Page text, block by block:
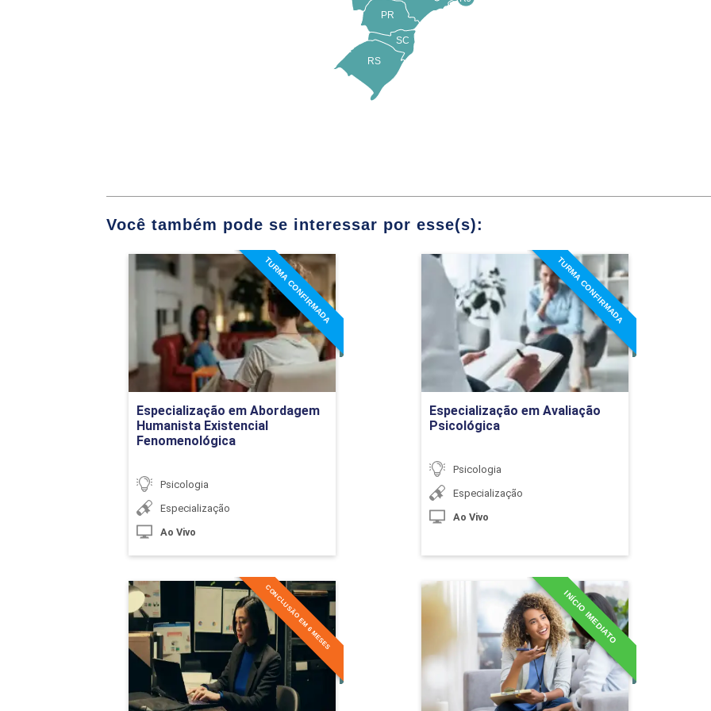
Atuação do Psicólogo Hospitalar em Equipe Multiprofissional
Psicologia Hospitalar: Práticas e Desafios no Setting
Relação entre Paciente, Família e Psicólogo Hospitalar
Avaliação Psicológica no Contexto Hospitalar
Intervenções Breves e Focais no Contexto Hospitalar
Cuidados Paliativos e a Atuação do Psicólogo Hospitalar
Desafios da Atuação do Psicólogo Hospitalar
Estratégias para a Humanização nos Hospitais
Módulos
Humanização da Assistência à Saúde no Brasil
Educação em Saúde no Contexto de Internação Hospitalar
Humanização em Saúde, Programas e Atividades
O Luto e a Humanização no Contexto Hospitalar
PR
SC
RS
Você também pode se interessar por esse(s):
Especialização em Abordagem
Humanista Existencial
Fenomenológica
TURMA CONFIRMADA
Psicologia
Especialização
Ao Vivo
Especialização em
Abordagem Humanista
Existencial Fenomenológica
Detalhes do curso
Especialização em Avaliação
Psicológica
TURMA CONFIRMADA
Psicologia
Especialização
Ao Vivo
Especialização em
Avaliação Psicológica
Detalhes do curso
Ir para Inscrição
CONCLUSÃO EM 6 MESES
Especialização em
Criminologia
Detalhes do curso
INÍCIO IMEDIATO
Especialização em
Inteligência Emocional
Detalhes do curso